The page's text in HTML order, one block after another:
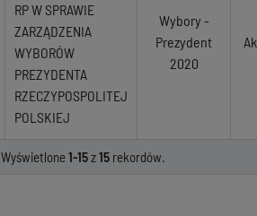
RP W SPRAWIE
ZARZĄDZENIA
WYBORÓW
PREZYDENTA
RZECZYPOSPOLITEJ
POLSKIEJ
Wybory -
Prezydent
2020
Wyświetlone1-15z15 rekordów.